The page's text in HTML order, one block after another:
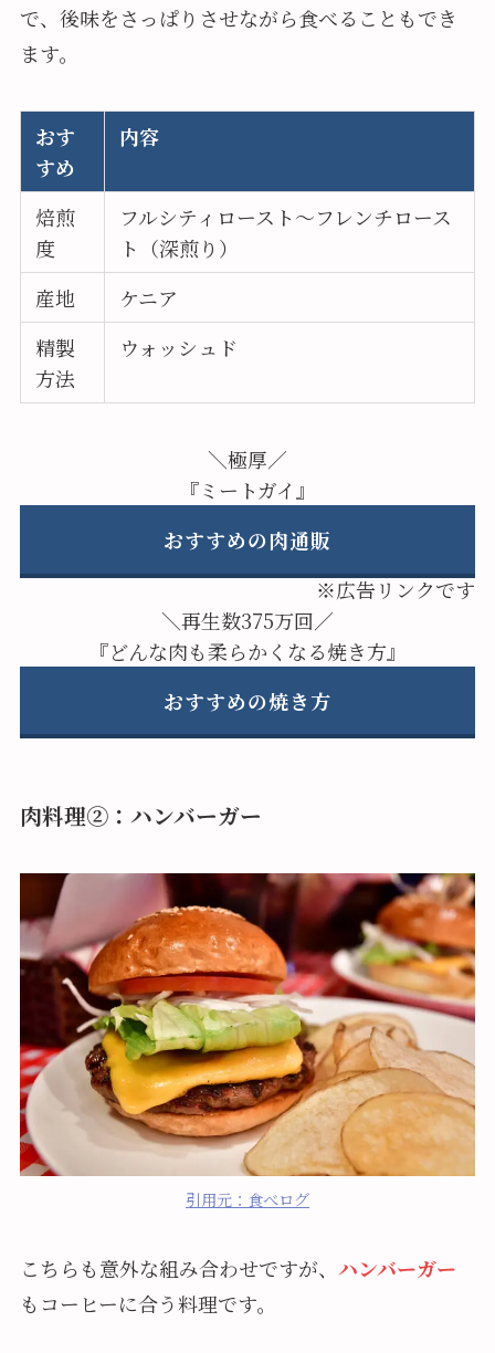
で、後味をさっぱりさせながら食べることもでき
ます。
おす
すめ
内容
焙煎
度
フルシティロースト～フレンチロース
ト（深煎り）
産地
ケニア
精製
方法
ウォッシュド
＼極厚／
『ミートガイ』
おすすめの肉通販
※広告リンクです
＼再生数375万回／
『どんな肉も柔らかくなる焼き方』
おすすめの焼き方
肉料理②：ハンバーガー
引用元：食べログ
こちらも意外な組み合わせですが、 ハンバーガー
もコーヒーに合う料理です。